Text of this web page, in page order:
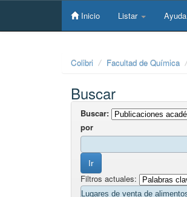
Skip
Inicio Listar Ayuda
Colibri Facultad de Química
Buscar
Buscar:
por
Filtros actuales: